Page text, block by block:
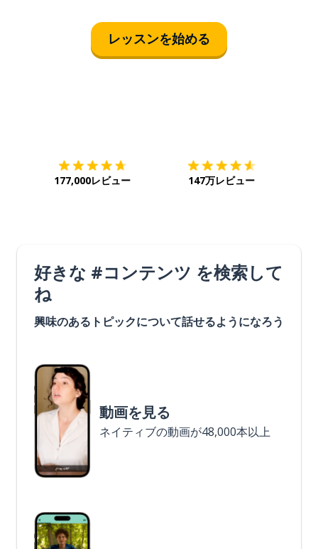
レッスンを始める
177,000レビュー 147万レビュー
好きな #コンテンツ を検索して
ね
興味のあるトピックについて話せるようになろう
動画を見る
ネイティブの動画が48,000本以上